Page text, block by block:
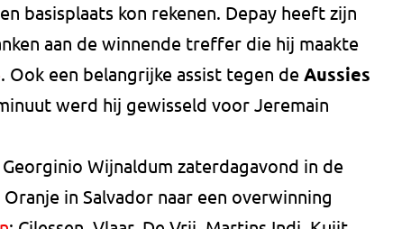
basisplaats kon rekenen. Depay heeft zijn
aan de winnende treffer die hij maakte
. Ook een belangrijke assist tegen de Aussies
werd hij gewisseld voor Jeremain
Wijnaldum zaterdagavond in de
in Salvador naar een overwinning